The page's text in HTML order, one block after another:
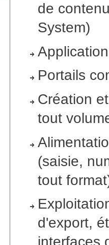
de
System)
Portails
Création
tout
(saisie,
tout
d'export,
interfaces